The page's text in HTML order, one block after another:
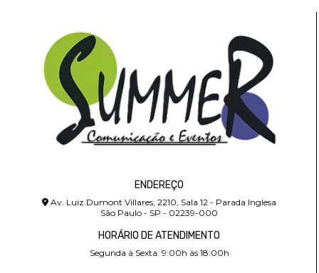
ENDEREÇO
Av. Luiz Dumont Villares, 2210, Sala 12 - Parada Inglesa
São Paulo - SP - 02239-000
HORÁRIO DE ATENDIMENTO
Segunda à Sexta: 9:00h às 18:00h